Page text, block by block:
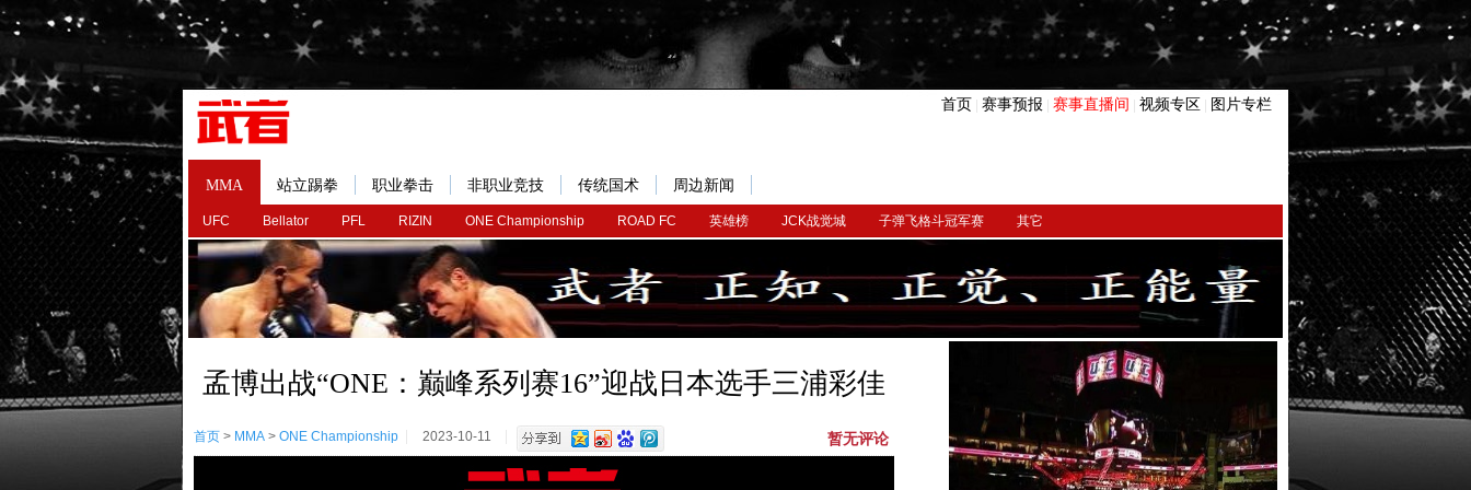
首页 赛事预报 赛事直播间 视频专区 图片专栏
MMA
UFC Bellator PFL RIZIN ONE Championship ROAD FC 英雄榜 JCK战觉城 子弹飞格斗冠军赛 其它
站立踢拳 职业拳击 非职业竞技 传统国术 周边新闻
孟博出战“ONE：巅峰系列赛16”迎战日本选手三浦彩佳
首页 > MMA > ONE Championship 2023-10-11 暂无评论